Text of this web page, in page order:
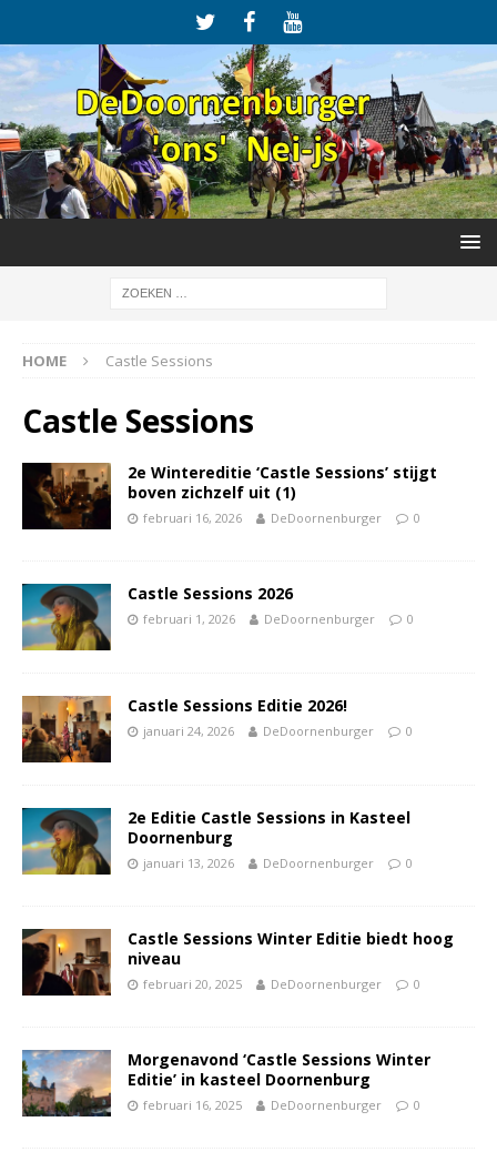
HOME Castle Sessions
Castle Sessions
2e Wintereditie ‘Castle Sessions’ stijgt
boven zichzelf uit (1)
februari 16, 2026 DeDoornenburger 0
Castle Sessions 2026
februari 1, 2026 DeDoornenburger 0
Castle Sessions Editie 2026!
januari 24, 2026 DeDoornenburger 0
2e Editie Castle Sessions in Kasteel
Doornenburg
januari 13, 2026 DeDoornenburger 0
Castle Sessions Winter Editie biedt hoog
niveau
februari 20, 2025 DeDoornenburger 0
Morgenavond ‘Castle Sessions Winter
Editie’ in kasteel Doornenburg
februari 16, 2025 DeDoornenburger 0